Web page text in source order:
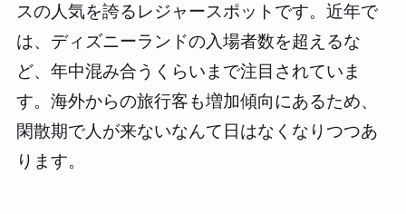
スの人気を誇るレジャースポットです。近年で
は、ディズニーランドの入場者数を超えるな
ど、年中混み合うくらいまで注目されていま
す。海外からの旅行客も増加傾向にあるため、
閑散期で人が来ないなんて日はなくなりつつあ
ります。